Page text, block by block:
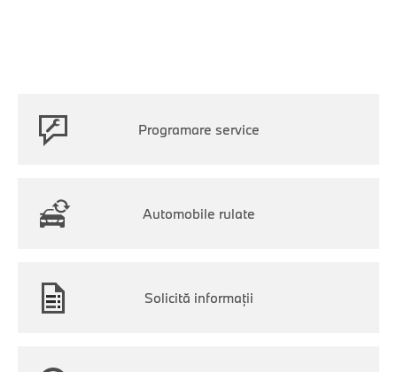
Programare service
Automobile rulate
Solicită informaţii